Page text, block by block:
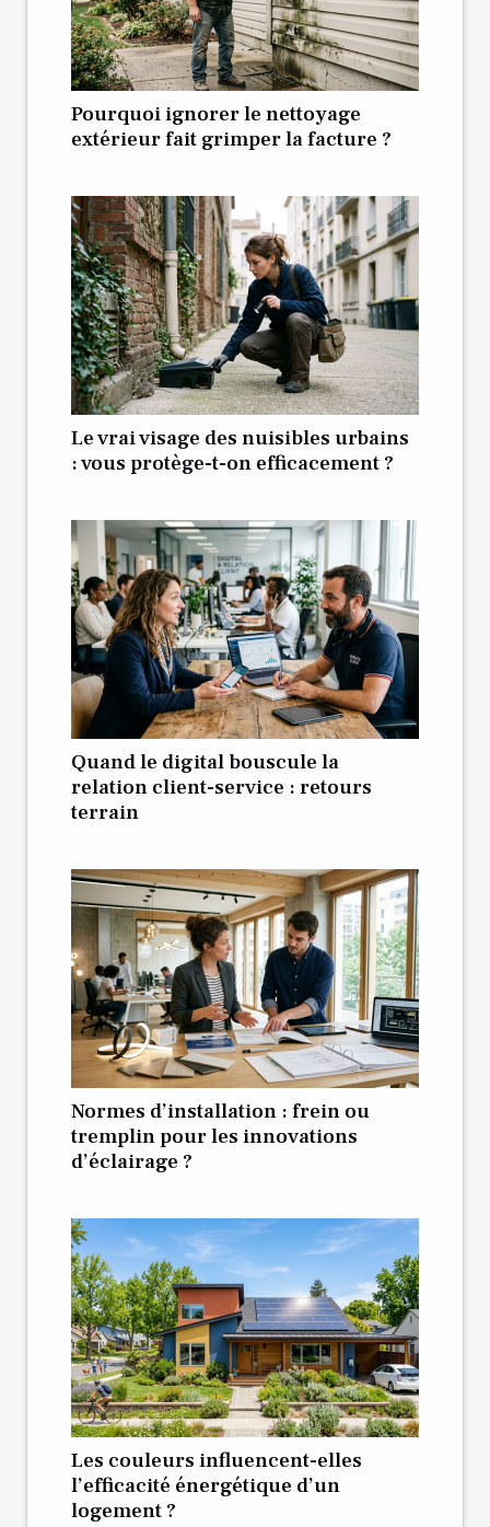
Pourquoi ignorer le nettoyage
extérieur fait grimper la facture ?
Le vrai visage des nuisibles urbains
: vous protège-t-on efficacement ?
Quand le digital bouscule la
relation client-service : retours
terrain
Normes d’installation : frein ou
tremplin pour les innovations
d’éclairage ?
Les couleurs influencent-elles
l’efficacité énergétique d’un
logement ?